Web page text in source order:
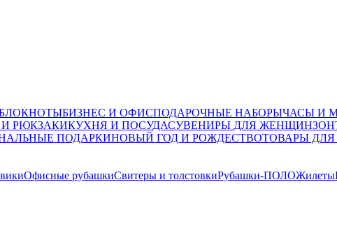
БИЗНЕС И ОФИСПОДАРОЧНЫЕ НАБОРЫЧАСЫ И
РЮКЗАКИКУХНЯ И ПОСУДАСУВЕНИРЫ ДЛЯ ЖЕНЩИН
ПОДАРКИНОВЫЙ ГОД И РОЖДЕСТВОТОВАРЫ ДЛЯ
Офисные рубашкиСвитеры и толстовкиРубашки-ПОЛОЖилеты